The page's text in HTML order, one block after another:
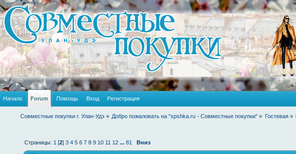
Начало Forum Помощь Вход Регистрация
Совместные покупки г. Улан-Удэ » Добро пожаловать на "spshka.ru - Совместные покупки" » Гостевая»
Страницы: 1 [2]3 4 5 6 7 8 9 10 11 12 ...81 Вниз